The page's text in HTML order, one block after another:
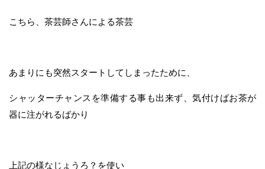
こちら、茶芸師さんによる茶芸
あまりにも突然スタートしてしまったために、
シャッターチャンスを準備する事も出来ず、気付けばお茶が
器に注がれるばかり
上記の様なじょうろ？を使い